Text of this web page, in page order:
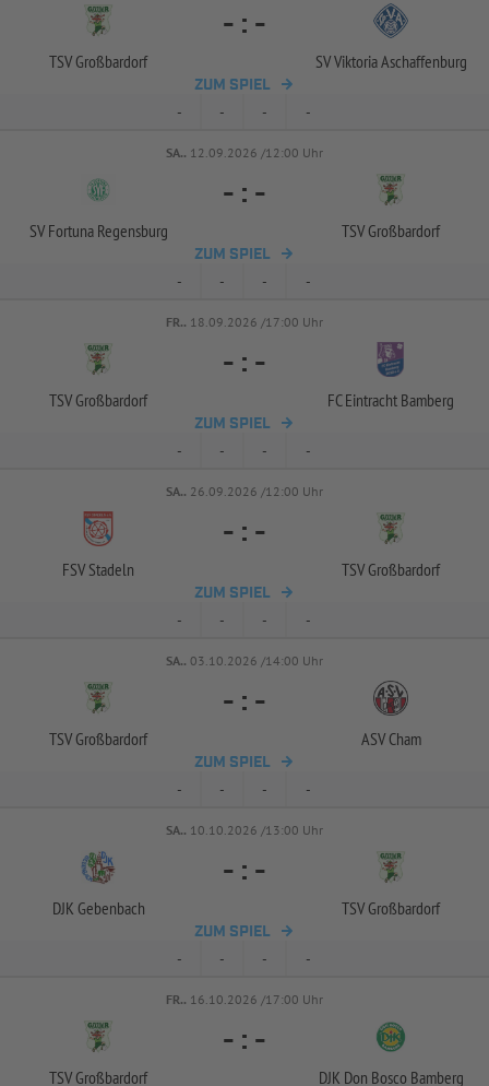
TSV Großbardorf
- : -
SV Viktoria Aschaffenburg
ZUM SPIEL
- - - -
SA.. 12.09.2026 /12:00 Uhr
SV Fortuna Regensburg
- : -
TSV Großbardorf
ZUM SPIEL
- - - -
FR.. 18.09.2026 /17:00 Uhr
TSV Großbardorf
- : -
FC Eintracht Bamberg
ZUM SPIEL
- - - -
SA.. 26.09.2026 /12:00 Uhr
FSV Stadeln
- : -
TSV Großbardorf
ZUM SPIEL
- - - -
SA.. 03.10.2026 /14:00 Uhr
TSV Großbardorf
- : -
ASV Cham
ZUM SPIEL
- - - -
SA.. 10.10.2026 /13:00 Uhr
DJK Gebenbach
- : -
TSV Großbardorf
ZUM SPIEL
- - - -
FR.. 16.10.2026 /17:00 Uhr
TSV Großbardorf
- : -
DJK Don Bosco Bamberg